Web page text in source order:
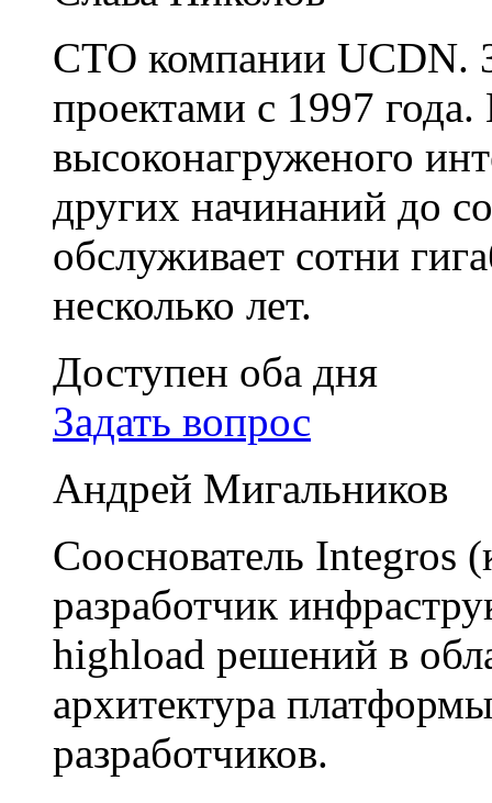
CTO компании UCDN.
проектами с 1997
высоконагруженого
других начинаний до
обслуживает сотни
несколько лет.
Доступен оба дня
Задать вопрос
Андрей Мигальников
Сооснователь Integros
разработчик
highload решений в
архитектура
разработчиков.